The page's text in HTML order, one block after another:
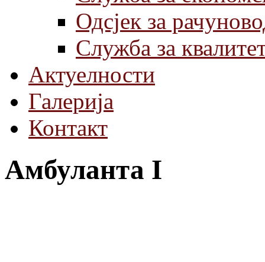
Одсјек за
Служба за
Актуелности
Галерија
Контакт
Амбуланта I